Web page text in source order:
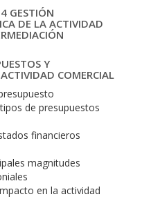
GESTIÓN
DE LA ACTIVIDAD
Y
COMERCIAL
de presupuestos
financieros
magnitudes
en la actividad